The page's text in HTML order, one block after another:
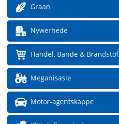
Graan
Nywerhede
Handel, Bande & Brandstof
Meganisasie
Motor-agentskappe